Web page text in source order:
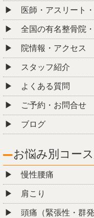
医師・アスリート
全国の有名整骨院
院情報・アクセス
スタッフ紹介
よくある質問
ご予約・お問合せ
ブログ
お悩み別コー
慢性腰痛
肩こり
頭痛（緊張性・群